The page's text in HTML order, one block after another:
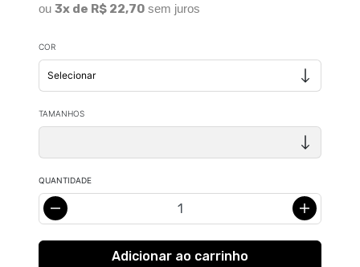
ou 3x de R$ 22,70 sem juros
COR
TAMANHOS
QUANTIDADE